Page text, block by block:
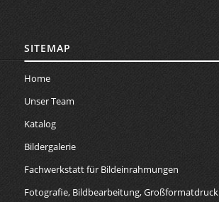
SITEMAP
Home
Unser Team
Katalog
Bildergalerie
Fachwerkstatt für Bildeinrahmungen
Fotografie, Bildbearbeitung, Großformatdruck